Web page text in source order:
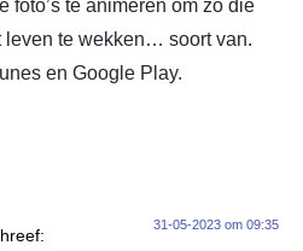
foto’s te animeren om zo die
leven te wekken… soort van.
en Google Play.
31-05-2023 om 09:35